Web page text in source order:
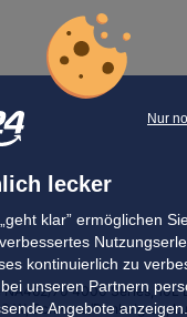
Nur
lecker
klar” ermöglichen
kontinuierlich zu
unseren Partnern
Angebote